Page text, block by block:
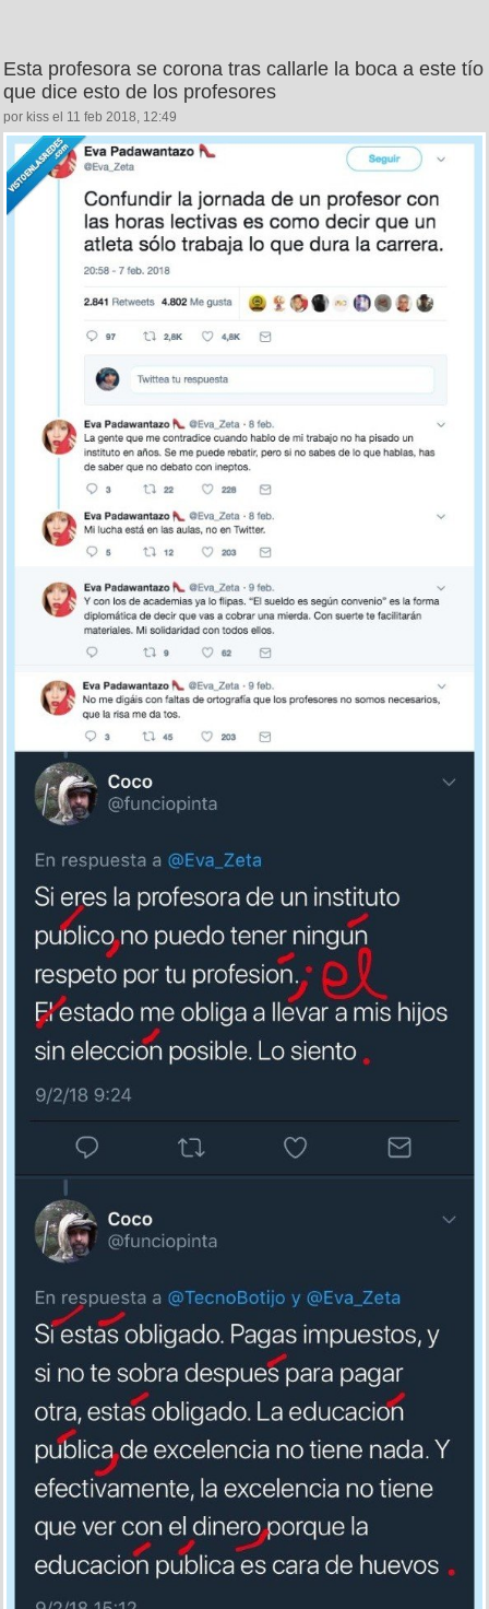
Esta profesora se corona tras callarle la boca a este tío
que dice esto de los profesores
por kiss el 11 feb 2018, 12:49